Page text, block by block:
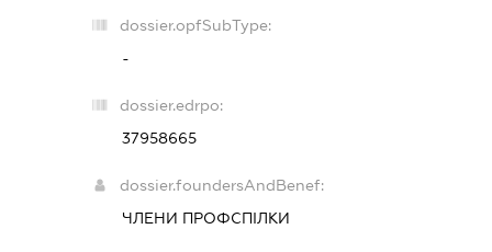
dossier.opfSubType:
-
dossier.edrpo:
37958665
dossier.foundersAndBenef:
ЧЛЕНИ ПРОФСПІЛКИ